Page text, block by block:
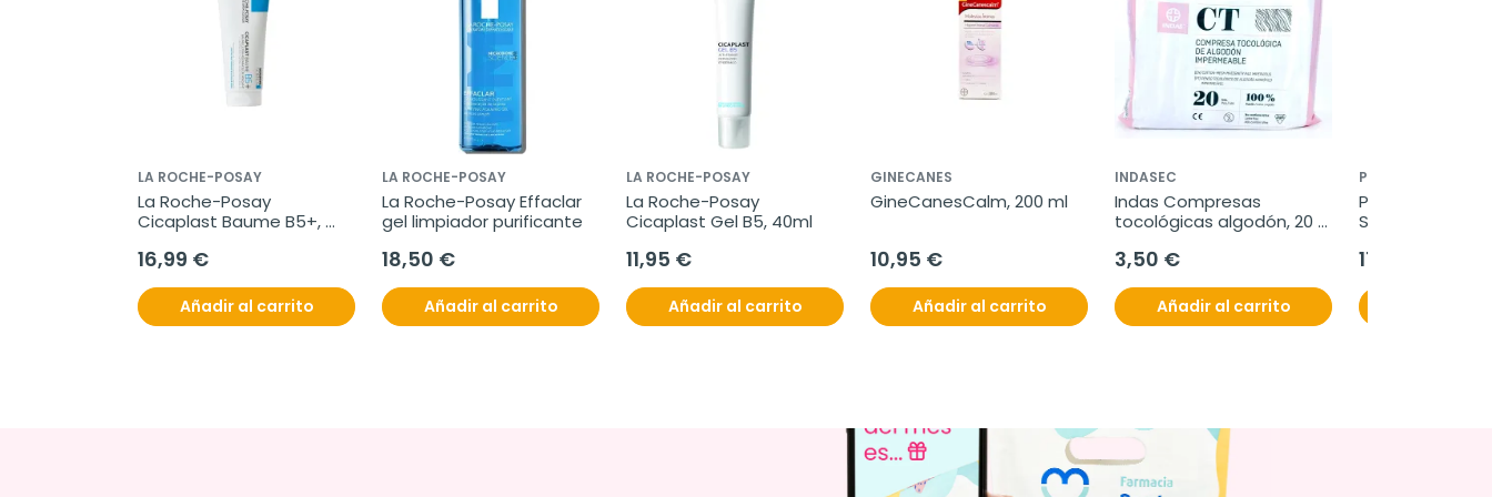
LA ROCHE-POSAY
La Roche-Posay
Cicaplast Baume B5+,
16,99 €
Añadir al carrito
LA ROCHE-POSAY
La Roche-Posay Effaclar
gel limpiador purificante
18,50 €
Añadir al carrito
LA ROCHE-POSAY
La Roche-Posay
Cicaplast Gel B5, 40ml
11,95 €
Añadir al carrito
GINECANES
GineCanesCalm, 200 ml
10,95 €
Añadir al carrito
INDASEC
Indas Compresas
tocológicas algodón, 20
3,50 €
Añadir al carrito
PILOPEPTAN
Pilopeptan
Sobres.
17,50 €